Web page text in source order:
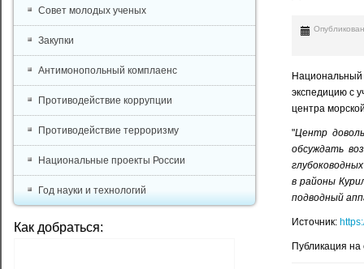
экспедицию с
центра
"Центр
обсуждать
в районы
подводный
Источник:
Публикация
Совет молодых ученых
Закупки
Антимонопольный комплаенс
Противодействие коррупции
Противодействие терроризму
Национальные проекты России
Год науки и технологий
Как добраться: